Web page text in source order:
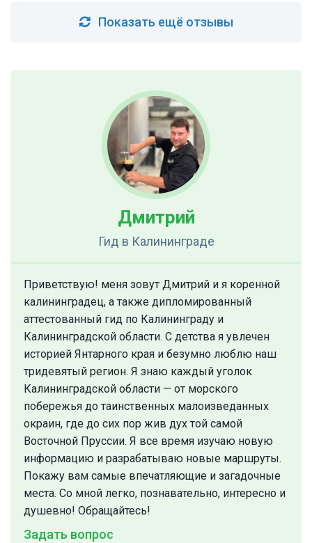
Показать ещё отзывы
Дмитрий
Гид в Калининграде
Приветствую! меня зовут Дмитрий и я коренной
калининградец, а также дипломированный
аттестованный гид по Калининграду и
Калининградской области. С детства я увлечен
историей Янтарного края и безумно люблю наш
тридевятый регион. Я знаю каждый уголок
Калининградской области — от морского
побережья до таинственных малоизведанных
окраин, где до сих пор жив дух той самой
Восточной Пруссии. Я все время изучаю новую
информацию и разрабатываю новые маршруты.
Покажу вам самые впечатляющие и загадочные
места. Со мной легко, познавательно, интересно и
душевно! Обращайтесь!
Задать вопрос